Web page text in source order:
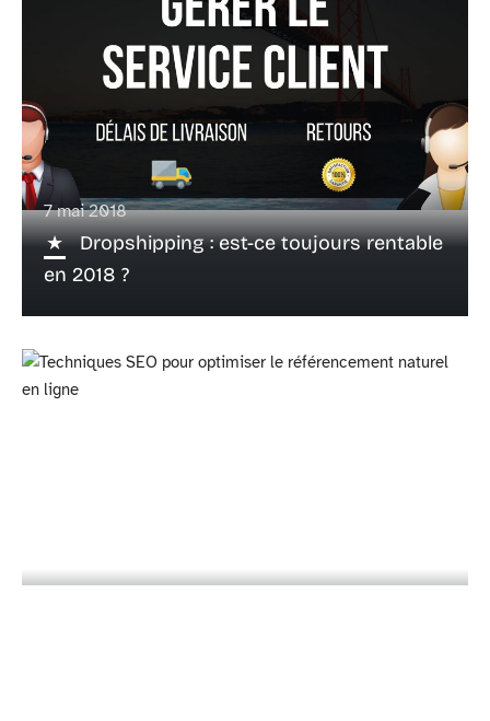
7 mai 2018
Dropshipping : est-ce toujours rentable
en 2018 ?